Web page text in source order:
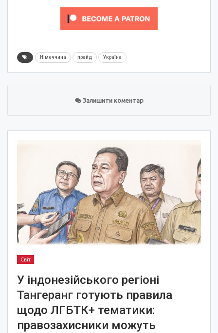
Німеччина прайд Україна
Залишити коментар
Світ
У індонезійського регіоні
Тангеранг готують правила
щодо ЛГБТК+ тематики:
правозахисники можуть